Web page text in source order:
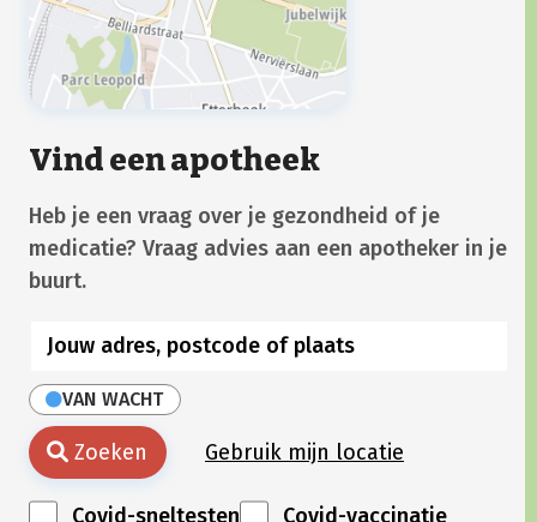
Vind een apotheek
Heb je een vraag over je gezondheid of je
medicatie? Vraag advies aan een apotheker in je
buurt.
VAN WACHT
Zoeken Gebruik mijn locatie
Covid-sneltesten
Covid-vaccinatie